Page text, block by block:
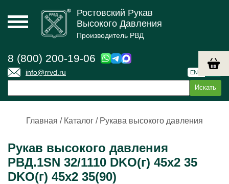
Ростовский Рукав
Высокого Давления
Производитель РВД
8 (800) 200-19-06
info@rrvd.ru ENG
Главная / Каталог / Рукава высокого давления
Рукав высокого давления
РВД.1SN 32/1110 DKO(г) 45х2 35
DKO(г) 45х2 35(90)